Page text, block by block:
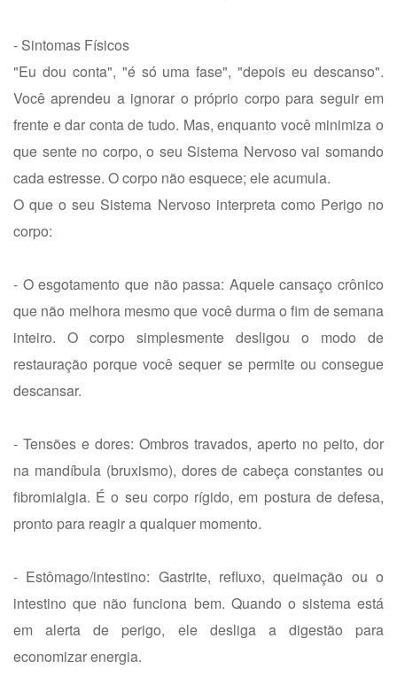
- Sintomas Físicos
"Eu dou conta", "é só uma fase", "depois eu descanso".
Você aprendeu a ignorar o próprio corpo para seguir em
frente e dar conta de tudo. Mas, enquanto você minimiza o
que sente no corpo, o seu Sistema Nervoso vai somando
cada estresse. O corpo não esquece; ele acumula.
O que o seu Sistema Nervoso interpreta como Perigo no
corpo:
- O esgotamento que não passa: Aquele cansaço crônico
que não melhora mesmo que você durma o fim de semana
inteiro. O corpo simplesmente desligou o modo de
restauração porque você sequer se permite ou consegue
descansar.
- Tensões e dores: Ombros travados, aperto no peito, dor
na mandíbula (bruxismo), dores de cabeça constantes ou
fibromialgia. É o seu corpo rígido, em postura de defesa,
pronto para reagir a qualquer momento.
- Estômago/intestino: Gastrite, refluxo, queimação ou o
intestino que não funciona bem. Quando o sistema está
em alerta de perigo, ele desliga a digestão para
economizar energia.